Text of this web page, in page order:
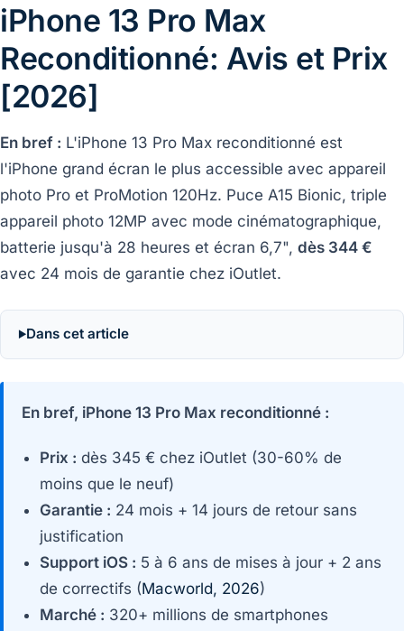
iPhone 13 Pro Max
Reconditionné: Avis et Prix
[2026]
En bref : L'iPhone 13 Pro Max reconditionné est
l'iPhone grand écran le plus accessible avec appareil
photo Pro et ProMotion 120Hz. Puce A15 Bionic, triple
appareil photo 12MP avec mode cinématographique,
batterie jusqu'à 28 heures et écran 6,7", dès 344 €
avec 24 mois de garantie chez iOutlet.
Dans cet article
En bref, iPhone 13 Pro Max reconditionné :
Prix : dès 345 € chez iOutlet (30-60% de
moins que le neuf)
Garantie : 24 mois + 14 jours de retour sans
justification
Support iOS : 5 à 6 ans de mises à jour + 2 ans
de correctifs (Macworld, 2026)
Marché : 320+ millions de smartphones